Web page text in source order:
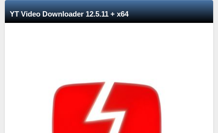
YT Video Downloader 12.5.11 + x64